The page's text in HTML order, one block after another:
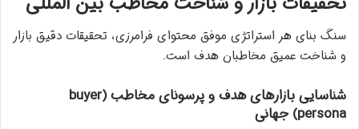
سنگ بنای هر استراتژی موفق محتوای فرامرزی، تحقیقات دقیق بازار
و شناخت عمیق مخاطبان هدف است.
شناسایی بازارهای هدف و پرسونای مخاطب (buyer
persona) جهانی